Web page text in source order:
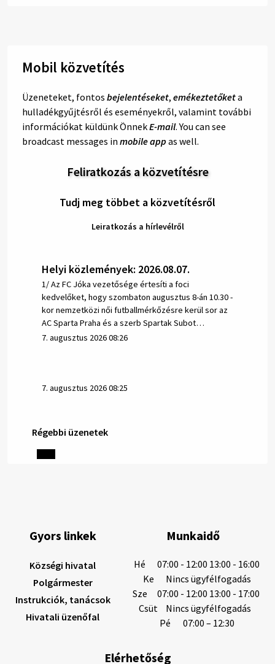
Mobil közvetítés
Üzeneteket, fontos bejelentéseket, emékeztetőketa
hulladékgyűjtésről és eseményekről, valamint további
információkat küldünk ÖnnekE-mail. You can see
broadcast messages in mobile app as well.
Feliratkozás a közvetítésre
Tudj meg többet a közvetítésről
Leiratkozás a hírlevélről
Helyi közlemények: 2026.08.07.
1/ Az FC Jóka vezetősége értesíti a foci
kedvelőket, hogy szombaton augusztus 8-án 10.30 -
kor nemzetközi női futballmérkőzésre kerül sor az
AC Sparta Praha és a szerb Spartak Subot…
7. augusztus 2026 08:26
7. augusztus 2026 08:25
Helyi közlemények: 2026.08.06.
1/ AZ IVÓVÍZ NEM MAGÁTÓL ÉRTETŐDŐ. A tartós
Helyi közlemények: 2026.08.05.
Gyászhirdetés: 2026.08.05. 1/ Tisztelt Lakosság!
temetési szertartás 2026. augusztus …
Régebbi üzenetek
Gyors linkek
Községi hivatal
Polgármester
Instrukciók, tanácsok
Hivatali üzenőfal
Munkaidő
Hé
07:00 - 12:00 13:00 - 16:00
Ke
Nincs ügyfélfogadás
Sze
07:00 - 12:00 13:00 - 17:00
Csüt
Nincs ügyfélfogadás
Pé
07:00 – 12:30
Elérhetőség